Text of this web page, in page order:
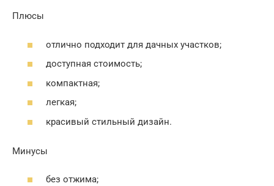
Плюсы
отлично подходит для дачных участков;
доступная стоимость;
компактная;
легкая;
красивый стильный дизайн.
Минусы
без отжима;